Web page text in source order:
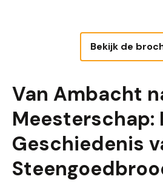
Bekijk de
Van Ambacht
Meesterschap:
Geschiedenis